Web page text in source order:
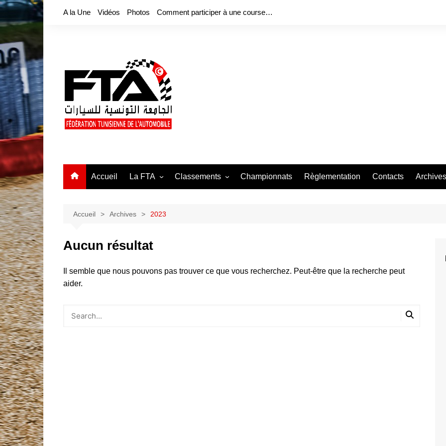
Aller
A la Une Vidéos Photos Comment participer à une course…
Accueil La FTA
Fiche signalétique
Liste des clubs affiliés
Classements Championnats Règlementation Contacts Archives
Accueil Archives 2023
Aucun résultat
Il semble que nous pouvons pas trouver ce que vous recherchez. Peut-être que la recherche peut
aider.
Argus Automobile